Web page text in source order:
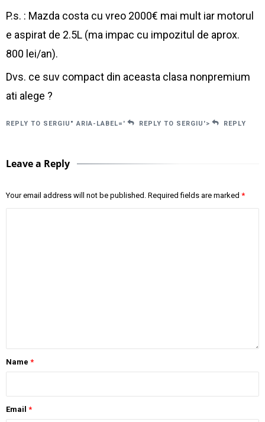
P.s. : Mazda costa cu vreo 2000€ mai mult iar motorul
e aspirat de 2.5L (ma impac cu impozitul de aprox.
800 lei/an).
Dvs. ce suv compact din aceasta clasa nonpremium
ati alege ?
REPLY TO SERGIU" ARIA-LABEL=' REPLY TO SERGIU'> REPLY
Leave a Reply
Your email address will not be published. Required fields are marked *
Name *
Email *